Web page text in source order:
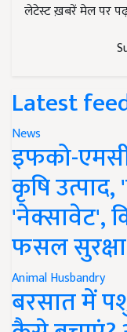
लेटेस्ट ख़बरें मेल पर
Latest
News
इफको-
कृषि
'नेक्सावेट',
फसल
Animal Husbandry
बरसात में